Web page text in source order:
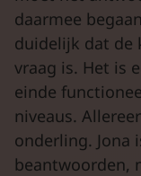
daarmee
duidelijk dat de
vraag is. Het is
einde
niveaus.
onderling. Jona
beantwoorden,